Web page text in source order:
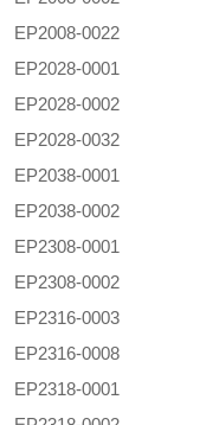
EP2008-0022
EP2028-0001
EP2028-0002
EP2028-0032
EP2038-0001
EP2038-0002
EP2308-0001
EP2308-0002
EP2316-0003
EP2316-0008
EP2318-0001